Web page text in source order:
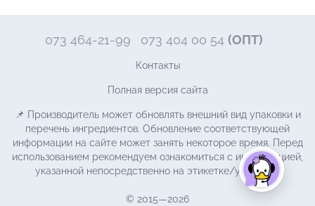
ухода
Маски для лица помогают глубоко воздействовать на кожу,
вид. Регулярное использование таких средств делает уход
позволяет учитывать индивидуальные особенности кожи,
улучшая её тон, текстуру и способность удерживать влагу.
Как маска влияет на лицо
Маска действует в более концентрированном формате, чем
стандартная косметика. Составы быстро проникают в
глубокие слои кожи, помогая ей восстанавливаться. Кожа
073 464-21-99 073 404 00 54 (ОПТ)
Контакты
Полная версия сайта
📌 Производитель может обновлять внешний вид упаковки и
перечень ингредиентов. Обновление соответствующей
информации на сайте может занять некоторое время. Перед
использованием рекомендуем ознакомиться с информацией,
указанной непосредственно на этикетке/упаковке.
© 2015—2026